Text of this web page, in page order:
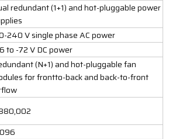
redundant (1+1) and hot-pluggable power
240 V single phase AC power
to -72 V DC power
(N+1) and hot-pluggable fan
for frontto-back and back-to-front